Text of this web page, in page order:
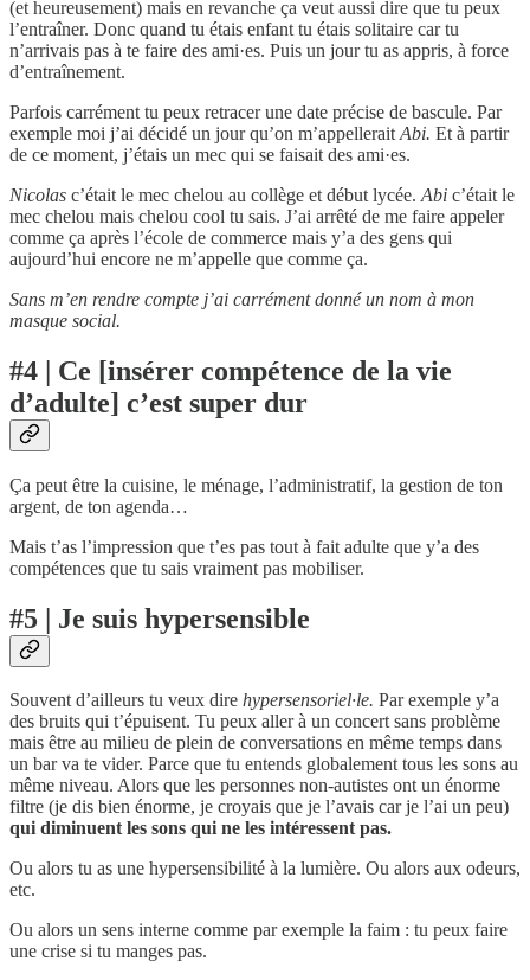
(et heureusement) mais en revanche ça veut aussi dire que tu peux
l’entraîner. Donc quand tu étais enfant tu étais solitaire car tu
n’arrivais pas à te faire des ami·es. Puis un jour tu as appris, à force
d’entraînement.
Parfois carrément tu peux retracer une date précise de bascule. Par
exemple moi j’ai décidé un jour qu’on m’appellerait Abi. Et à partir
de ce moment, j’étais un mec qui se faisait des ami·es.
Nicolas c’était le mec chelou au collège et début lycée. Abi c’était le
mec chelou mais chelou cool tu sais. J’ai arrêté de me faire appeler
comme ça après l’école de commerce mais y’a des gens qui
aujourd’hui encore ne m’appelle que comme ça.
Sans m’en rendre compte j’ai carrément donné un nom à mon
masque social.
#4 | Ce [insérer compétence de la vie
d’adulte] c’est super dur
Ça peut être la cuisine, le ménage, l’administratif, la gestion de ton
argent, de ton agenda…
Mais t’as l’impression que t’es pas tout à fait adulte que y’a des
compétences que tu sais vraiment pas mobiliser.
#5 | Je suis hypersensible
Souvent d’ailleurs tu veux dire hypersensoriel·le. Par exemple y’a
des bruits qui t’épuisent. Tu peux aller à un concert sans problème
mais être au milieu de plein de conversations en même temps dans
un bar va te vider. Parce que tu entends globalement tous les sons au
même niveau. Alors que les personnes non-autistes ont un énorme
filtre (je dis bien énorme, je croyais que je l’avais car je l’ai un peu)
qui diminuent les sons qui ne les intéressent pas.
Ou alors tu as une hypersensibilité à la lumière. Ou alors aux odeurs,
etc.
Ou alors un sens interne comme par exemple la faim : tu peux faire
une crise si tu manges pas.